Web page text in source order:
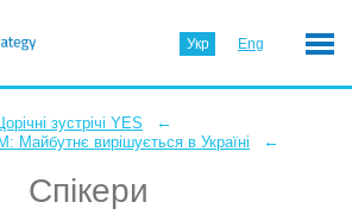
Укр Eng
зустрічі YES ←
Майбутнє вирішується в Україні ←
Спікери